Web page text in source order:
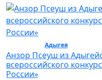
Адыгея/ Культура
Анзор Псеуш из
всероссийского
России»